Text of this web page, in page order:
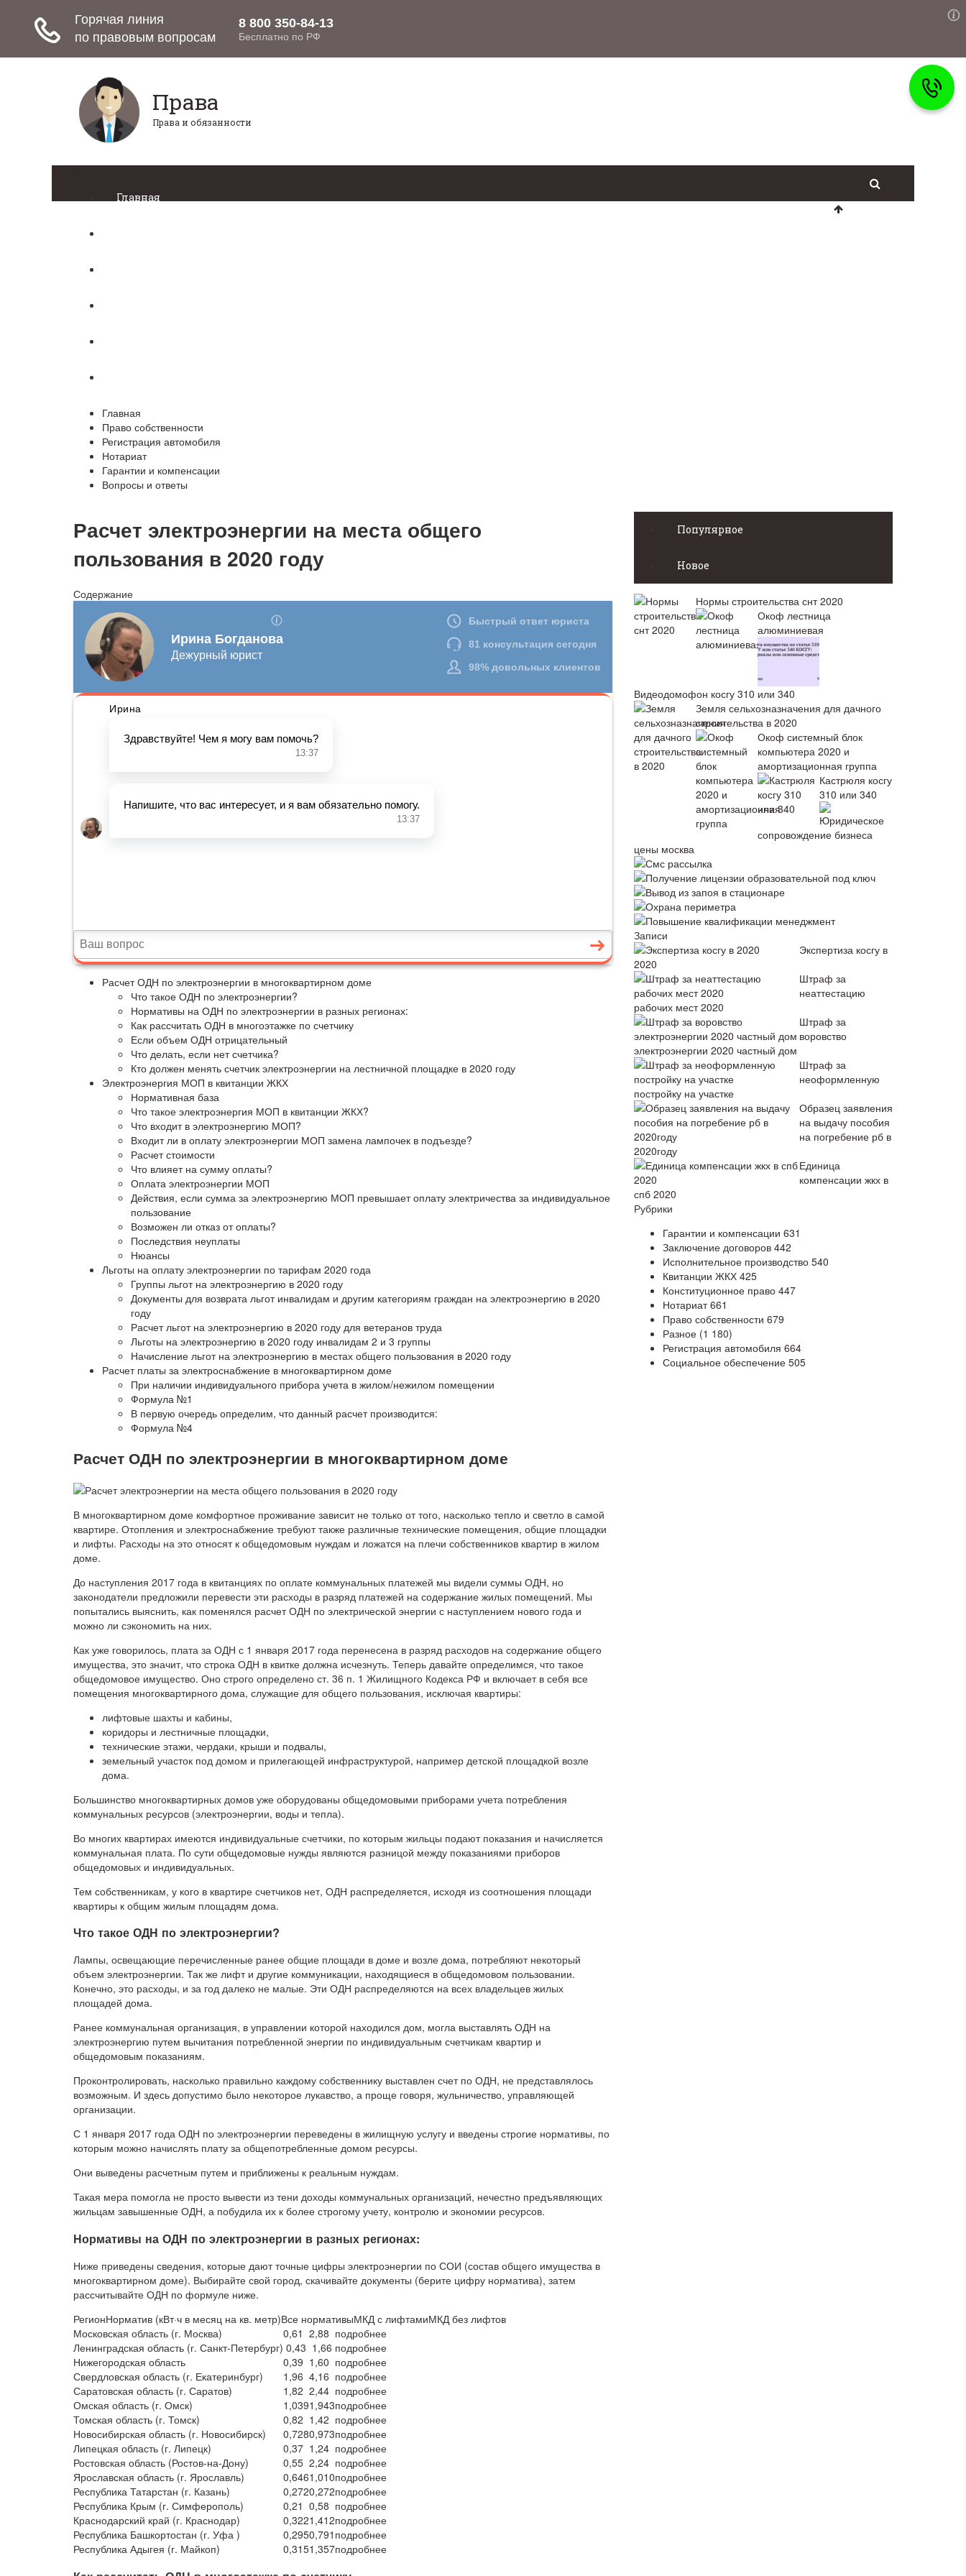
Права
Права и обязанности
Главная
Главная
Право собственности
Регистрация автомобиля
Нотариат
Гарантии и компенсации
Вопросы и ответы
Расчет электроэнергии на места общего
пользования в 2020 году
Содержание
Расчет ОДН по электроэнергии в многоквартирном доме
Что такое ОДН по электроэнергии?
Нормативы на ОДН по электроэнергии в разных регионах:
Как рассчитать ОДН в многоэтажке по счетчику
Если объем ОДН отрицательный
Что делать, если нет счетчика?
Кто должен менять счетчик электроэнергии на лестничной площадке в 2020 году
Электроэнергия МОП в квитанции ЖКХ
Нормативная база
Что такое электроэнергия МОП в квитанции ЖКХ?
Что входит в электроэнергию МОП?
Входит ли в оплату электроэнергии МОП замена лампочек в подъезде?
Расчет стоимости
Что влияет на сумму оплаты?
Оплата электроэнергии МОП
Действия, если сумма за электроэнергию МОП превышает оплату электричества за индивидуальное
пользование
Возможен ли отказ от оплаты?
Последствия неуплаты
Нюансы
Льготы на оплату электроэнергии по тарифам 2020 года
Группы льгот на электроэнергию в 2020 году
Документы для возврата льгот инвалидам и другим категориям граждан на электроэнергию в 2020
году
Расчет льгот на электроэнергию в 2020 году для ветеранов труда
Льготы на электроэнергию в 2020 году инвалидам 2 и 3 группы
Начисление льгот на электроэнергию в местах общего пользования в 2020 году
Расчет платы за электроснабжение в многоквартирном доме
При наличии индивидуального прибора учета в жилом/нежилом помещении
Формула №1
В первую очередь определим, что данный расчет производится:
Формула №4
Расчет ОДН по электроэнергии в многоквартирном доме
В многоквартирном доме комфортное проживание зависит не только от того, насколько тепло и светло в самой
квартире. Отопления и электроснабжение требуют также различные технические помещения, общие площадки
и лифты. Расходы на это относят к общедомовым нуждам и ложатся на плечи собственников квартир в жилом
доме.
До наступления 2017 года в квитанциях по оплате коммунальных платежей мы видели суммы ОДН, но
законодатели предложили перевести эти расходы в разряд платежей на содержание жилых помещений. Мы
попытались выяснить, как поменялся расчет ОДН по электрической энергии с наступлением нового года и
можно ли сэкономить на них.
Как уже говорилось, плата за ОДН с 1 января 2017 года перенесена в разряд расходов на содержание общего
имущества, это значит, что строка ОДН в квитке должна исчезнуть. Теперь давайте определимся, что такое
общедомовое имущество. Оно строго определено ст. 36 п. 1 Жилищного Кодекса РФ и включает в себя все
помещения многоквартирного дома, служащие для общего пользования, исключая квартиры:
лифтовые шахты и кабины,
коридоры и лестничные площадки,
технические этажи, чердаки, крыши и подвалы,
земельный участок под домом и прилегающей инфраструктурой, например детской площадкой возле
дома.
Большинство многоквартирных домов уже оборудованы общедомовыми приборами учета потребления
коммунальных ресурсов (электроэнергии, воды и тепла).
Во многих квартирах имеются индивидуальные счетчики, по которым жильцы подают показания и начисляется
коммунальная плата. По сути общедомовые нужды являются разницой между показаниями приборов
общедомовых и индивидуальных.
Тем собственникам, у кого в квартире счетчиков нет, ОДН распределяется, исходя из соотношения площади
квартиры к общим жилым площадям дома.
Что такое ОДН по электроэнергии?
Лампы, освещающие перечисленные ранее общие площади в доме и возле дома, потребляют некоторый
объем электроэнергии. Так же лифт и другие коммуникации, находящиеся в общедомовом пользовании.
Конечно, это расходы, и за год далеко не малые. Эти ОДН распределяются на всех владельцев жилых
площадей дома.
Ранее коммунальная организация, в управлении которой находился дом, могла выставлять ОДН на
электроэнергию путем вычитания потребленной энергии по индивидуальным счетчикам квартир и
общедомовым показаниям.
Проконтролировать, насколько правильно каждому собственнику выставлен счет по ОДН, не представлялось
возможным. И здесь допустимо было некоторое лукавство, а проще говоря, жульничество, управляющей
организации.
С 1 января 2017 года ОДН по электроэнергии переведены в жилищную услугу и введены строгие нормативы, по
которым можно начислять плату за общепотребленные домом ресурсы.
Они выведены расчетным путем и приближены к реальным нуждам.
Такая мера помогла не просто вывести из тени доходы коммунальных организаций, нечестно предъявляющих
жильцам завышенные ОДН, а побудила их к более строгому учету, контролю и экономии ресурсов.
Нормативы на ОДН по электроэнергии в разных регионах:
Ниже приведены сведения, которые дают точные цифры электроэнергии по СОИ (состав общего имущества в
многоквартирном доме). Выбирайте свой город, скачивайте документы (берите цифру норматива), затем
рассчитывайте ОДН по формуле ниже.
РегионНорматив (кВт·ч в месяц на кв. метр)Все нормативыМКД с лифтамиМКД без лифтов
Московская область (г. Москва)
0,61 2,88 подробнее
Ленинградская область (г. Санкт-Петербург) 0,43 1,66 подробнее
Нижегородская область
0,39 1,60 подробнее
Свердловская область (г. Екатеринбург)
1,96 4,16 подробнее
Саратовская область (г. Саратов)
1,82 2,44 подробнее
Омская область (г. Омск)
1,0391,943подробнее
Томская область (г. Томск)
0,82 1,42 подробнее
Новосибирская область (г. Новосибирск)
0,7280,973подробнее
Липецкая область (г. Липецк)
0,37 1,24 подробнее
Ростовская область (Ростов-на-Дону)
0,55 2,24 подробнее
Ярославская область (г. Ярославль)
0,6461,010подробнее
Республика Татарстан (г. Казань)
0,2720,272подробнее
Республика Крым (г. Симферополь)
0,21 0,58 подробнее
Краснодарский край (г. Краснодар)
0,3221,412подробнее
Республика Башкортостан (г. Уфа )
0,2950,791 подробнее
Республика Адыгея (г. Майкоп)
0,3151,357подробнее
Популярное
Новое
Нормы строительства снт 2020
Окоф лестница
алюминиевая
Видеодомофон косгу 310 или 340
Земля сельхозназначения для дачного
строительства в 2020
Окоф системный блок
компьютера 2020 и
амортизационная группа
Кастрюля косгу
310 или 340
Юридическое
сопровождение бизнеса
цены москва
Смс рассылка
Получение лицензии образовательной под ключ
Вывод из запоя в стационаре
Охрана периметра
Повышение квалификации менеджмент
Записи
Экспертиза косгу в
2020
Штраф за
неаттестацию
рабочих мест 2020
Штраф за
воровство
электроэнергии 2020 частный дом
Штраф за
неоформленную
постройку на участке
Образец заявления
на выдачу пособия
на погребение рб в
2020году
Единица
компенсации жкх в
спб 2020
Рубрики
Гарантии и компенсации 631
Заключение договоров 442
Исполнительное производство 540
Квитанции ЖКХ 425
Конституционное право 447
Нотариат661
Право собственности 679
Разное (1 180)
Регистрация автомобиля 664
Социальное обеспечение 505